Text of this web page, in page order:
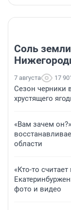
Соль
7 августа 17
Сезон черники
хрустящего
«Вам зачем
области
«Кто-то
фото и видео